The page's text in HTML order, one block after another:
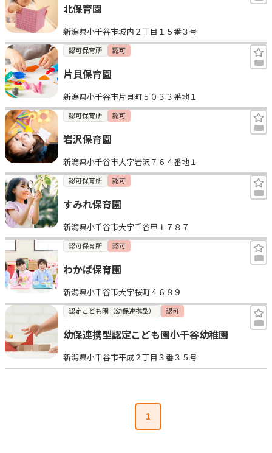
北保育園
新潟県小千谷市城内２丁目１５番３号
認可保育所 認可
片貝保育園
新潟県小千谷市片貝町５０３３番地１
認可保育所 認可
岩沢保育園
新潟県小千谷市大字岩沢７６４番地１
認可保育所 認可
すみれ保育園
新潟県小千谷市大字千谷甲１７８７
認可保育所 認可
わかば保育園
新潟県小千谷市大字桜町４６８９
認定こども園（幼保連携型） 認可
幼保連携型認定こども園小千谷幼稚園
新潟県小千谷市平成２丁目３番３５号
1